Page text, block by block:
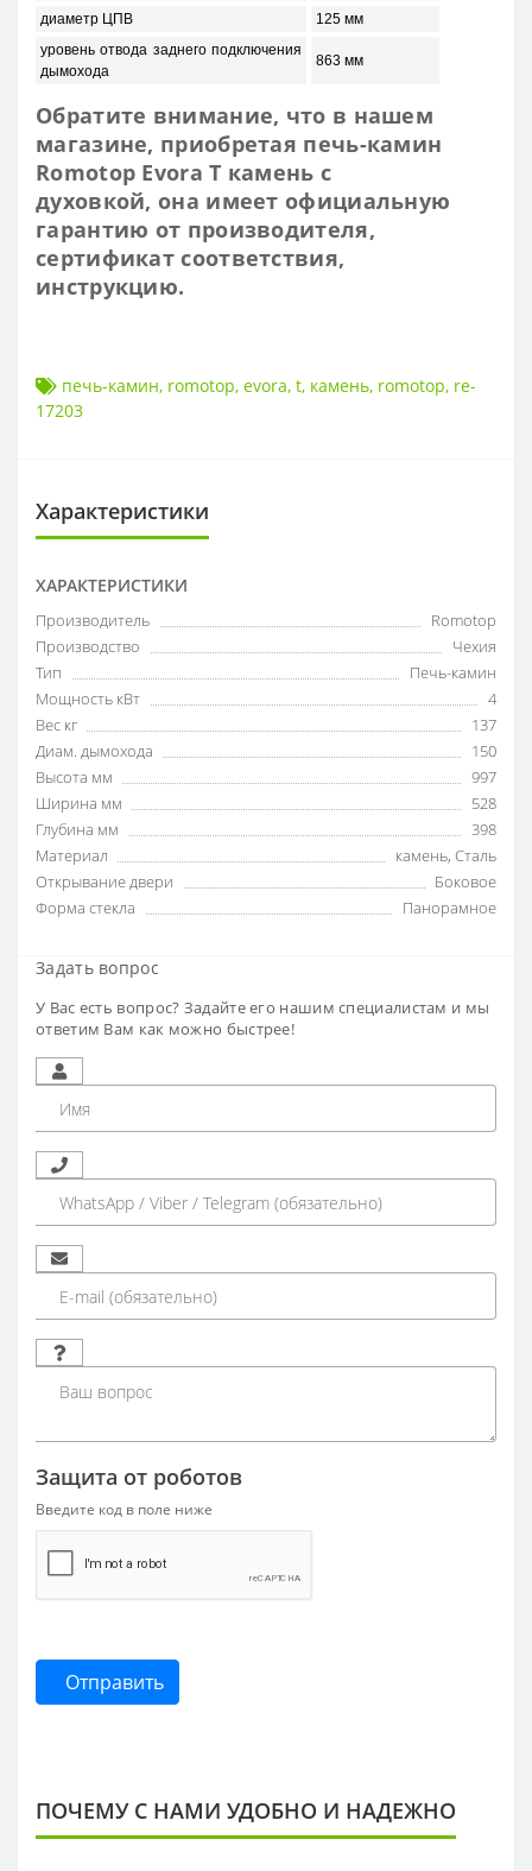
диаметр ЦПВ
125 мм
уровень отвода заднего подключения
дымохода
863 мм
Обратите внимание, что в нашем
магазине, приобретая печь-камин
Romotop Evora T камень с
духовкой, она имеетофициальную
гарантию от производителя,
сертификат соответствия,
инструкцию.
печь-камин, romotop, evora, t, камень, romotop, re-
17203
Характеристики
ХАРАКТЕРИСТИКИ
Производитель
Romotop
Производство
Чехия
Тип
Печь-камин
Мощность кВт
4
Вес кг
137
Диам. дымохода
150
Высота мм
997
Ширина мм
528
Глубина мм
398
Материал
камень, Сталь
Открывание двери
Боковое
Форма стекла
Панорамное
Задать вопрос
У Вас есть вопрос? Задайте его нашим специалистам и мы
ответим Вам как можно быстрее!
Защита от роботов
Введите код в поле ниже
Отправить
ПОЧЕМУ С НАМИ УДОБНО И НАДЕЖНО